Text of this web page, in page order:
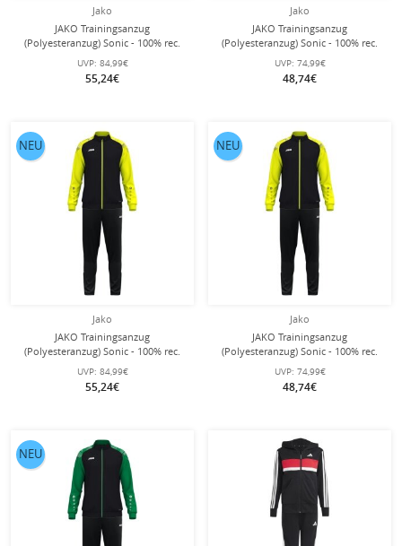
Jako
JAKO Trainingsanzug
(Polyesteranzug) Sonic - 100% rec.
Polyester - rot/weiss/schwarz Herren
UVP: 84,99€
55,24€
Jako
JAKO Trainingsanzug
(Polyesteranzug) Sonic - 100% rec.
Polyester - schwarz/anthrazitgrau
Jungen
UVP: 74,99€
48,74€
Jako
JAKO Trainingsanzug
(Polyesteranzug) Sonic - 100% rec.
Polyester - schwarz/gelb Herren
UVP: 84,99€
55,24€
NEU
Jako
JAKO Trainingsanzug
(Polyesteranzug) Sonic - 100% rec.
Polyester - schwarz/gelb Jungen
UVP: 74,99€
48,74€
NEU
NEU